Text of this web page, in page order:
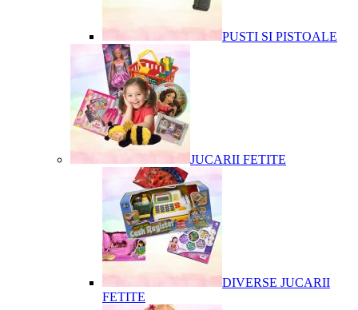
PUSTI SI PISTOALE
JUCARII FETITE
DIVERSE JUCARII
FETITE